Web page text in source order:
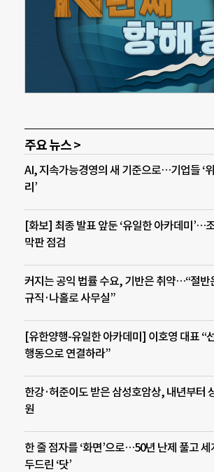
주요 뉴스 >
AI, 지속가능경영의 새 기준으로…기업들 ‘
리’
[화보] 최종 발표 앞둔 ‘유일한 아카데미’…
막판 점검
커지는 공익 법률 수요, 기반은 취약…“절반
규직·나홀로 사무실”
[유한양행-유일한 아카데미] 이호영 대표 “
행동으로 연결하라”
한강·허준이도 받은 삼성호암상, 내년부터
원
한 줄 점자를 ‘화면’으로…50년 난제 풀고 세
두드린 ‘닷’